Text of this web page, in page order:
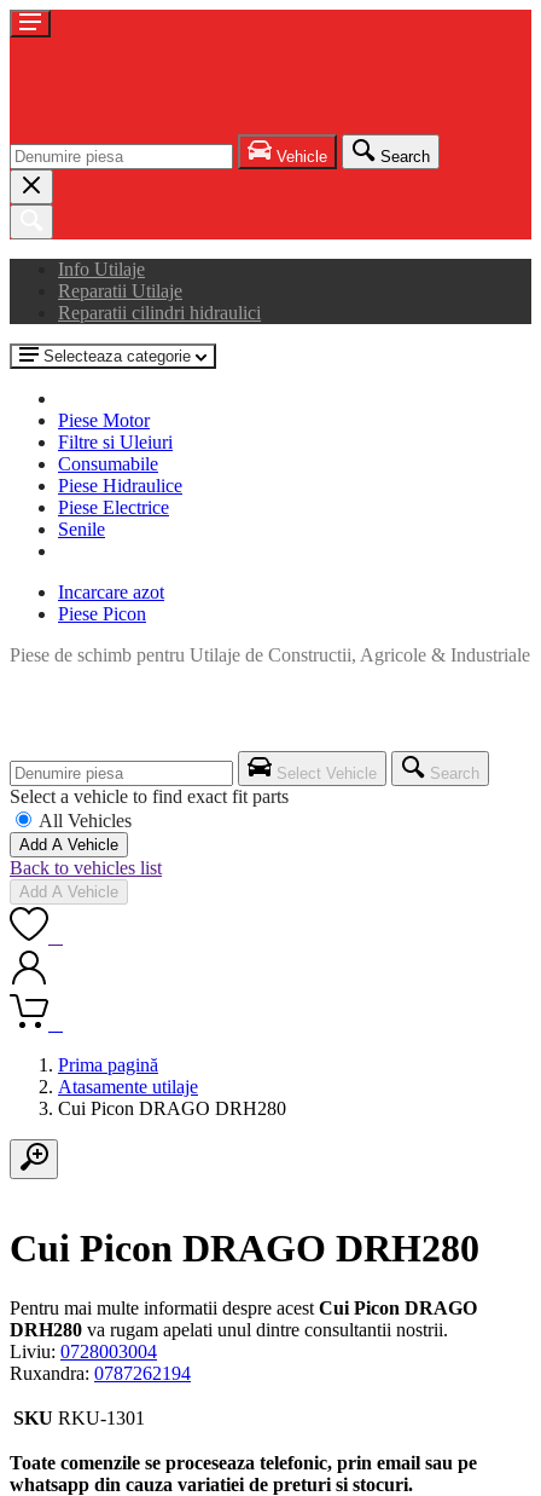
Vehicle Search
Info Utilaje
Reparatii Utilaje
Reparatii cilindri hidraulici
Selecteaza categorie
Piese Motor
Filtre si Uleiuri
Consumabile
Piese Hidraulice
Piese Electrice
Senile
Incarcare azot
Piese Picon
Piese de schimb pentru Utilaje de Constructii, Agricole & Industriale
Select Vehicle Search
Select a vehicle to find exact fit parts
All Vehicles
Add A Vehicle
Back to vehicles list
Add A Vehicle
Prima pagină
Atasamente utilaje
Cui Picon DRAGO DRH280
Cui Picon DRAGO DRH280
Pentru mai multe informatii despre acest Cui Picon DRAGO
DRH280 va rugam apelati unul dintre consultantii nostrii.
Liviu: 0728003004
Ruxandra: 0787262194
SKU RKU-1301
Toate comenzile se proceseaza telefonic, prin email sau pe
whatsapp din cauza variatiei de preturi si stocuri.